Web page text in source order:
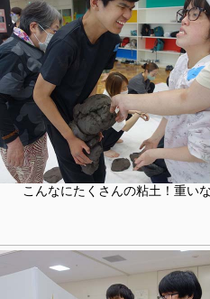
こんなにたくさんの粘土！重いな